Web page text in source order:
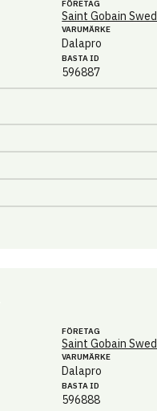
FÖRETAG
Saint Gobain
VARUMÄRKE
Dalapro
BASTA ID
596887
FÖRETAG
Saint Gobain
VARUMÄRKE
Dalapro
BASTA ID
596888